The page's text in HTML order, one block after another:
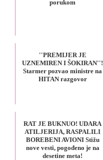
porukom
''PREMIJER JE
UZNEMIREN I ŠOKIRAN''!
Starmer pozvao ministre na
HITAN razgovor
RAT JE BUKNUO! UDARA
ATILJERIJA, RASPALILI
BOREBENI AVIONI Stižu
nove vesti, pogođeno je na
desetine meta!